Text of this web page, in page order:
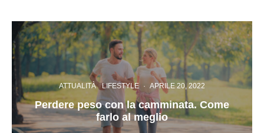
ATTUALITÀ LIFESTYLE · APRILE 20, 2022
Perdere peso con la camminata. Come
farlo al meglio